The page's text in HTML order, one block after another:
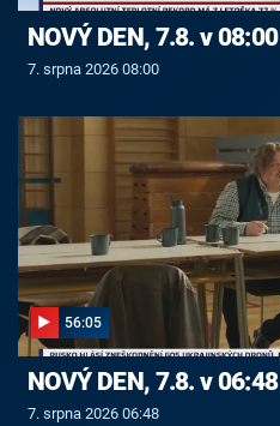
NOVÝ DEN, 7.8. v 08:00
7. srpna 2026 08:00
56:05
NOVÝ DEN, 7.8. v 06:48
7. srpna 2026 06:48